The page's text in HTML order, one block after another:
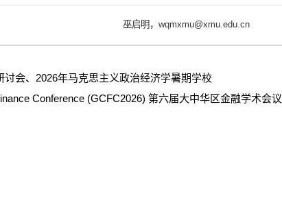
巫启明，wqmxmu@xmu.edu.cn
会、2026年马克思主义政治经济学暑期学校
Conference (GCFC2026) 第六届大中华区金融学术会议